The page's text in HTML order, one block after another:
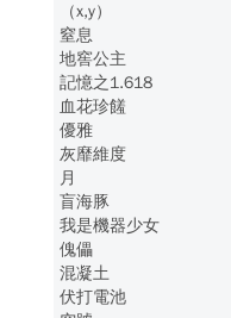
（x,y）
窒息
地窖公主
記憶之1.618
血花珍饈
優雅
灰靡維度
月
盲海豚
我是機器少女
傀儡
混凝土
伏打電池